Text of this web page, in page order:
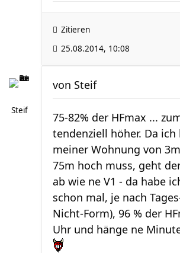
Zitieren
25.08.2014, 10:08
Steif
von Steif
75-82% der HFmax ...
tendenziell höher. Da ich
meiner Wohnung von
75m hoch muss, geht
ab wie ne V1 - da habe
schon mal, je nach
Nicht-Form), 96 % der
Uhr und hänge ne